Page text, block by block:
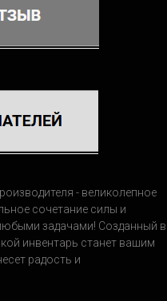
- великолепное
сочетание силы и
задачами! Созданный в
инвентарь станет вашим
радость и